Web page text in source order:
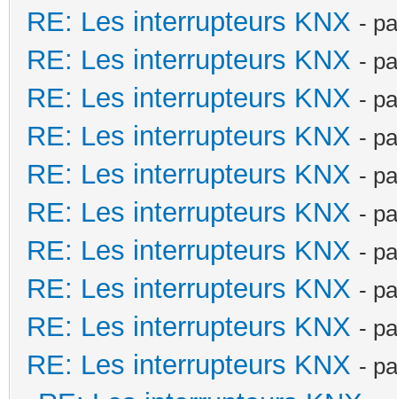
RE: Les interrupteurs KNX -
RE: Les interrupteurs KNX -
RE: Les interrupteurs KNX -
RE: Les interrupteurs KNX -
RE: Les interrupteurs KNX -
RE: Les interrupteurs KNX -
RE: Les interrupteurs KNX -
RE: Les interrupteurs KNX -
RE: Les interrupteurs KNX -
RE: Les interrupteurs KNX -